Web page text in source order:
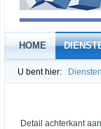
HOME
U bent hier: Diensten
Detail achterkant